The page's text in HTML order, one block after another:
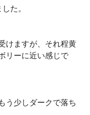
た。
けますが、それ程黄
リーに近い感じで
う少しダークで落ち